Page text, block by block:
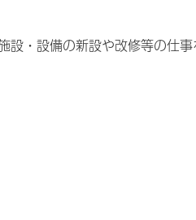
・設備の新設や改修等の仕事